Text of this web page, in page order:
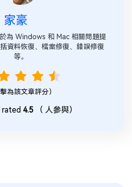
家豪
為 Windows 和 Mac 相關問題提
資料恢復、檔案修復、錯誤修復
等。
擊為該文章評分）
4.5（ 人參與）